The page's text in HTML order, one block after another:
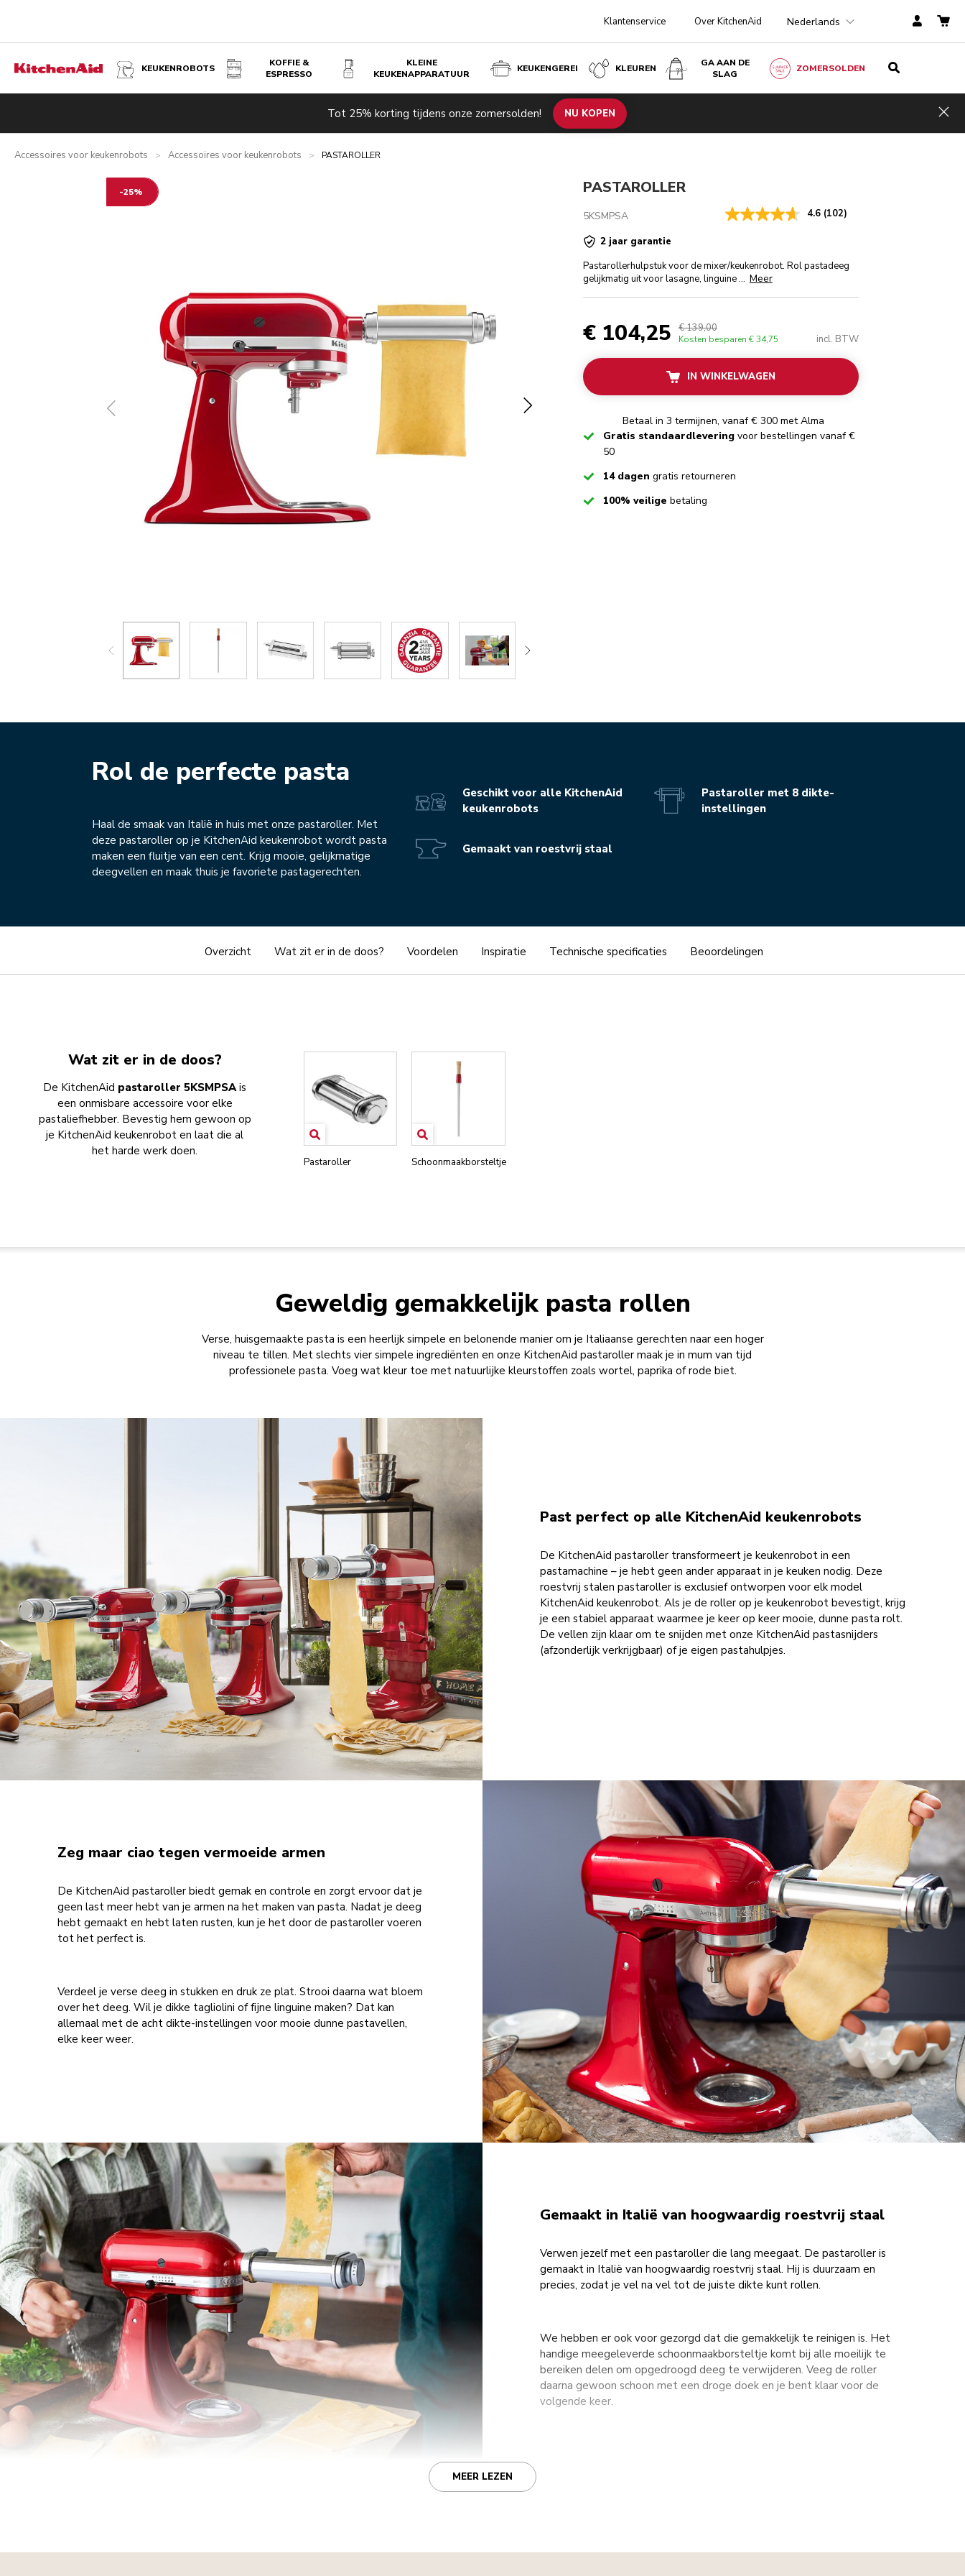
Klantenservice Over KitchenAid Nederlands
KEUKENROBOTS
KOFFIE &
ESPRESSO
KLEINE
KEUKENAPPARATUUR
KEUKENGEREI KLEUREN
GA AAN DE
SLAG
ZOMERSOLDEN
Tot 25% korting tijdens onze zomersolden! NU KOPEN
Accessoires voor keukenrobots > Accessoires voor keukenrobots > PASTAROLLER
Technische specificaties Beoordelingen
€ 139,00
-25% PASTAROLLER
5KSMPSA 4.6 (102)
2 jaar garantie
Pastarollerhulpstuk voor de mixer/keukenrobot. Rol pastadeeg
gelijkmatig uit voor lasagne, linguine... Meer
€ 104,25 € 139,00
Kosten besparen € 34,75 incl. BTW
IN WINKELWAGEN
Betaal in 3 termijnen, vanaf € 300 met Alma
CheckedGratis standaardlevering voor bestellingen vanaf €
50
Checked14 dagen gratis retourneren
Checked100% veilige betaling
Rol de perfecte pasta
Haal de smaak van Italië in huis met onze pastaroller. Met
deze pastaroller op je KitchenAid keukenrobot wordt pasta
maken een fluitje van een cent. Krijg mooie, gelijkmatige
deegvellen en maak thuis je favoriete pastagerechten.
Geschikt voor alle KitchenAid
keukenrobots
Gemaakt van roestvrij staal
Pastaroller met 8 dikte-
instellingen
Overzicht Wat zit er in de doos? Voordelen Inspiratie Technische specificaties Beoordelingen
Wat zit er in de doos?
De KitchenAid pastaroller 5KSMPSAis
een onmisbare accessoire voor elke
pastaliefhebber. Bevestig hem gewoon op
je KitchenAid keukenrobot en laat die al
het harde werk doen.
Pastaroller Schoonmaakborsteltje
Geweldig gemakkelijk pasta rollen
Verse, huisgemaakte pasta is een heerlijk simpele en belonende manier om je Italiaanse gerechten naar een hoger
niveau te tillen. Met slechts vier simpele ingrediënten en onze KitchenAid pastaroller maak je in mum van tijd
professionele pasta. Voeg wat kleur toe met natuurlijke kleurstoffen zoals wortel, paprika of rode biet.
Past perfect op alle KitchenAid keukenrobots
De KitchenAid pastaroller transformeert je keukenrobot in een
pastamachine – je hebt geen ander apparaat in je keuken nodig. Deze
roestvrij stalen pastaroller is exclusief ontworpen voor elk model
KitchenAid keukenrobot. Als je de roller op je keukenrobot bevestigt, krijg
je een stabiel apparaat waarmee je keer op keer mooie, dunne pasta rolt.
De vellen zijn klaar om te snijden met onze KitchenAid pastasnijders
(afzonderlijk verkrijgbaar) of je eigen pastahulpjes.
Zeg maar ciao tegen vermoeide armen
De KitchenAid pastaroller biedt gemak en controle en zorgt ervoor dat je
geen last meer hebt van je armen na het maken van pasta. Nadat je deeg
hebt gemaakt en hebt laten rusten, kun je het door de pastaroller voeren
tot het perfect is.
Verdeel je verse deeg in stukken en druk ze plat. Strooi daarna wat bloem
over het deeg. Wil je dikke tagliolini of fijne linguine maken? Dat kan
allemaal met de acht dikte-instellingen voor mooie dunne pastavellen,
elke keer weer.
Gemaakt in Italië van hoogwaardig roestvrij staal
Verwen jezelf met een pastaroller die lang meegaat. De pastaroller is
gemaakt in Italië van hoogwaardig roestvrij staal. Hij is duurzaam en
precies, zodat je vel na vel tot de juiste dikte kunt rollen.
We hebben er ook voor gezorgd dat die gemakkelijk te reinigen is. Het
handige meegeleverde schoonmaakborsteltje komt bij alle moeilijk te
bereiken delen om opgedroogd deeg te verwijderen. Veeg de roller
daarna gewoon schoon met een droge doek en je bent klaar voor de
volgende keer.
MEER LEZEN